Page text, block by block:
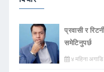
प्रवासी र
समेटिनुपर्छ
४ महिना अगाडि